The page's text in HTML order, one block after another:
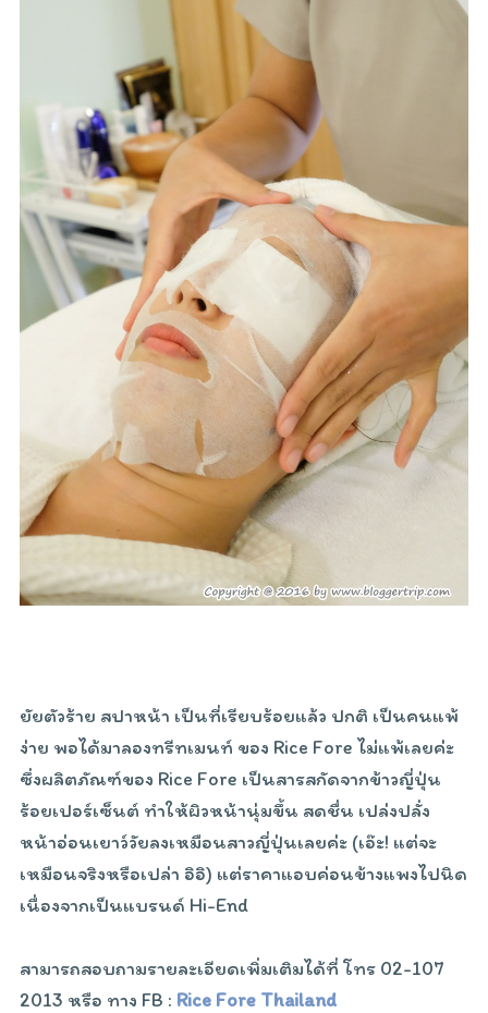
ยัยตัวร้าย สปาหน้า เป็นที่เรียบร้อยแล้ว ปกติ เป็นคนแพ้
ง่าย พอได้มาลองทรีทเมนท์ ของ Rice Fore ไม่แพ้เลยค่ะ
ซึ่งผลิตภัณฑ์ของ Rice Fore เป็นสารสกัดจากข้าวญี่ปุ่น
ร้อยเปอร์เซ็นต์ ทำให้ผิวหน้านุ่มขึ้น สดชื่น เปล่งปลั่ง
หน้าอ่อนเยาว์วัยลงเหมือนสาวญี่ปุ่นเลยค่ะ (เอ๊ะ! แต่จะ
เหมือนจริงหรือเปล่า อิอิ) แต่ราคาแอบค่อนข้างแพงไปนิด
เนื่องจากเป็นแบรนด์ Hi-End
สามารถสอบถามรายละเอียดเพิ่มเติมได้ที่ โทร 02-107
2013 หรือ ทาง FB : Rice Fore Thailand